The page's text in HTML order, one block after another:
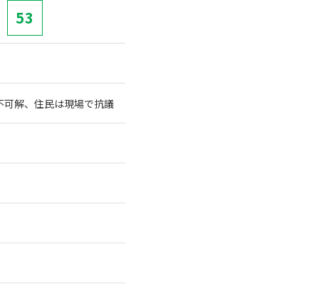
53
解、住民は現場で抗議